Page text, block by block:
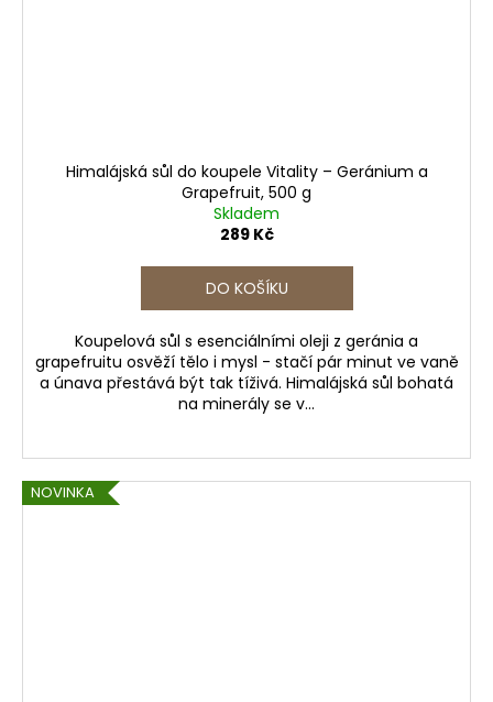
Himalájská sůl do koupele Vitality – Geránium a
Grapefruit, 500 g
Skladem
289 Kč
DO KOŠÍKU
Koupelová sůl s esenciálními oleji z geránia a
grapefruitu osvěží tělo i mysl - stačí pár minut ve vaně
a únava přestává být tak tíživá. Himalájská sůl bohatá
na minerály se v...
NOVINKA